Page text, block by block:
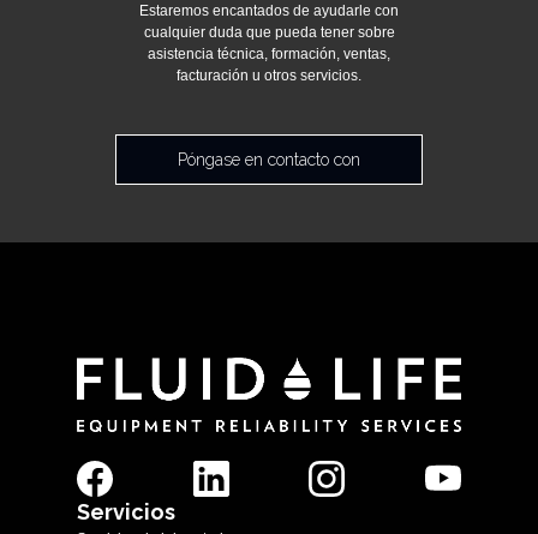
Estaremos encantados de ayudarle con
cualquier duda que pueda tener sobre
asistencia técnica, formación, ventas,
facturación u otros servicios.
Póngase en contacto con
Servicios